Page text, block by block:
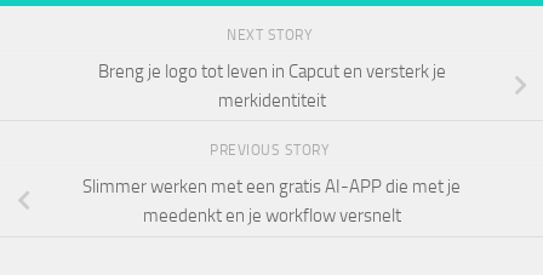
NEXT STORY
Breng je logo tot leven in Capcut en versterk je
merkidentiteit
PREVIOUS STORY
Slimmer werken met een gratis AI-APP die met je
meedenkt en je workflow versnelt